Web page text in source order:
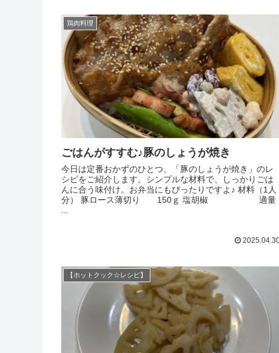
鶏肉料理
ごはんがすすむ♪豚のしょうが焼き
今日は定番おかずのひとつ、「豚のしょうが焼き」のレ
シピをご紹介します。シンプルな材料で、しっかりごは
んに合う味付け。お弁当にもぴったりですよ♪ 材料（1人
分） 豚ロース薄切り 150ｇ 塩胡椒 適量
...
【ホットクック☆レシピ】